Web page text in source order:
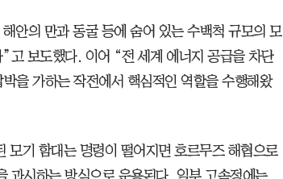
안의 만과 동굴 등에 숨어 있는 수백척 규모의 모
고 보도했다. 이어 “전 세계 에너지 공급을 차단
을 가하는 작전에서 핵심적인 역할을 수행해왔
모기 함대는 명령이 떨어지면 호르무즈 해협으로